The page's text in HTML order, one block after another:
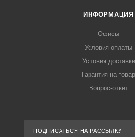
ИНФОРМАЦИЯ
Офисы
Условия оплаты
Условия доставки
Гарантия на товар
Вопрос-ответ
ПОДПИСАТЬСЯ НА РАССЫЛКУ